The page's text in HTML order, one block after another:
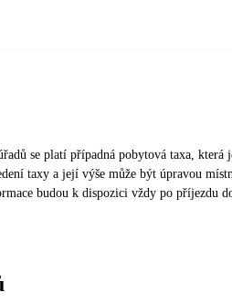
se platí případná pobytová taxa, která
taxy a její výše může být úpravou
budou k dispozici vždy po příjezdu